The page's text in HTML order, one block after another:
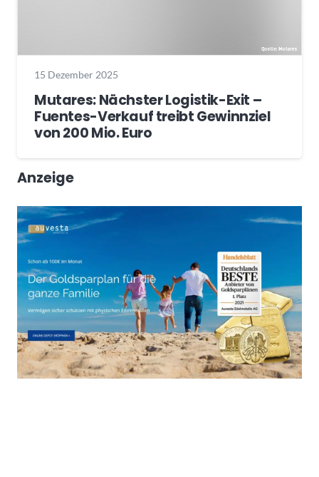
15 Dezember 2025
Mutares: Nächster Logistik-Exit –
Fuentes-Verkauf treibt Gewinnziel
von 200 Mio. Euro
Anzeige